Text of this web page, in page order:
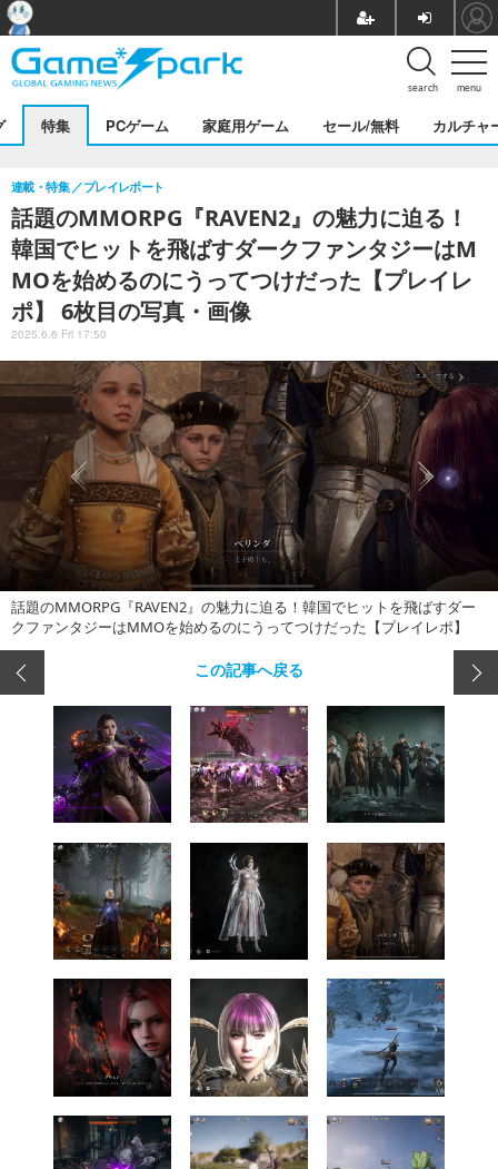
menu
search
特集 PCゲーム 家庭用ゲーム セール/無料 カルチャ
話題のMMORPG『RAVEN2』の魅力に迫る！
韓国でヒットを飛ばすダークファンタジーはM
MOを始めるのにうってつけだった【プレイレ
ポ】 6枚目の写真・画像
連載・特集 プレイレポート
2025.6.6 Fri 17:50
話題のMMORPG『RAVEN2』の魅力に迫る！韓国でヒットを飛ばすダー
クファンタジーはMMOを始めるのにうってつけだった【プレイレポ】
この記事へ戻る